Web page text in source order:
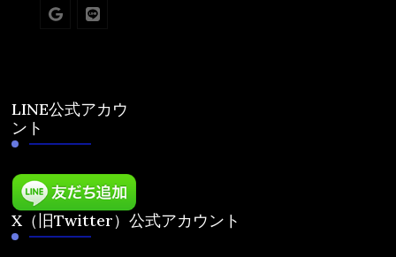
LINE公式アカウ
ント
X（旧Twitter）公式アカウント